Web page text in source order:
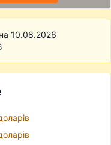
10.08.2026